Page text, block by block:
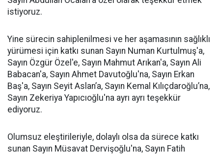
istiyoruz.
Yine sürecin sahiplenilmesi ve her aşamasının sağlıklı
yürümesi için katkı sunan Sayın Numan Kurtulmuş'a,
Sayın Özgür Özel'e, Sayın Mahmut Arıkan'a, Sayın Ali
Babacan'a, Sayın Ahmet Davutoğlu'na, Sayın Erkan
Baş'a, Sayın Seyit Aslan’a, Sayın Kemal Kılıçdaroğlu’na,
Sayın Zekeriya Yapıcıoğlu'na ayrı ayrı teşekkür
ediyoruz.
Olumsuz eleştirileriyle, dolaylı olsa da sürece katkı
sunan Sayın Müsavat Dervişoğlu'na, Sayın Fatih